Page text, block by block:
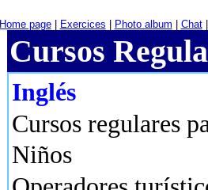
Home page| Exercices Photo album Chat|
Cursos
Inglés
Cursos regulares
Niños